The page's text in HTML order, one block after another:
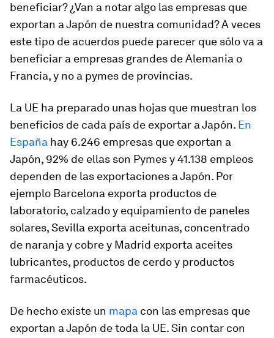
beneficiar? ¿Van a notar algo las empresas que
exportan a Japón de nuestra comunidad? A veces
este tipo de acuerdos puede parecer que sólo va a
beneficiar a empresas grandes de Alemania o
Francia, y no a pymes de provincias.
La UE ha preparado unas hojas que muestran los
beneficios de cada país de exportar a Japón. En
España hay 6.246 empresas que exportan a
Japón, 92% de ellas son Pymes y 41.138 empleos
dependen de las exportaciones a Japón. Por
ejemplo Barcelona exporta productos de
laboratorio, calzado y equipamiento de paneles
solares, Sevilla exporta aceitunas, concentrado
de naranja y cobre y Madrid exporta aceites
lubricantes, productos de cerdo y productos
farmacéuticos.
De hecho existe un mapa con las empresas que
exportan a Japón de toda la UE. Sin contar con